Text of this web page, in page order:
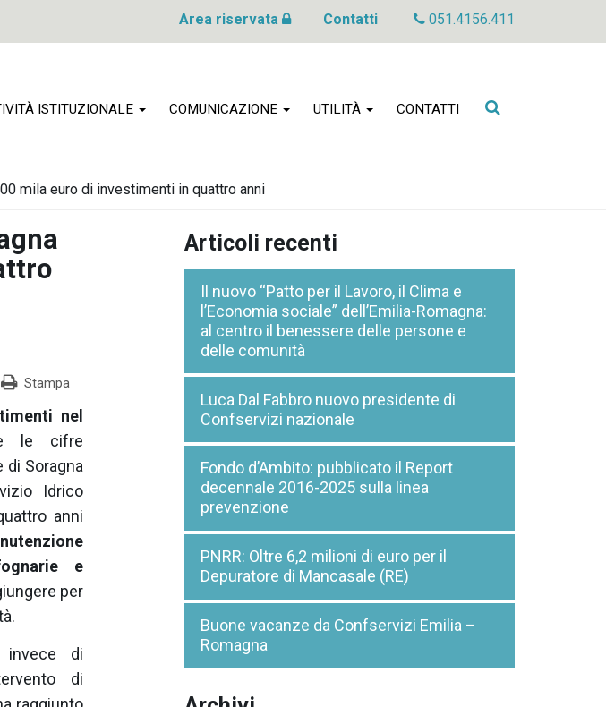
Area riservata Contatti 051.4156.411
ISTITUZIONALE COMUNICAZIONE UTILITÀ CONTATTI
Cerca
mila euro di investimenti in quattro anni
Stampa
nel
le cifre
di Soragna
Idrico
anni
e
per
di
di
Articoli recenti
Il nuovo “Patto per il Lavoro, il Clima e
l’Economia sociale” dell’Emilia-Romagna:
al centro il benessere delle persone e
delle comunità
Luca Dal Fabbro nuovo presidente di
Confservizi nazionale
Fondo d’Ambito: pubblicato il Report
decennale 2016-2025 sulla linea
prevenzione
PNRR: Oltre 6,2 milioni di euro per il
Depuratore di Mancasale (RE)
Buone vacanze da Confservizi Emilia –
Romagna